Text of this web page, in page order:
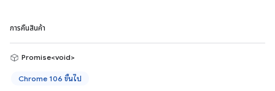
การคืนสินค้า
Promise<void>
Chrome 106 ขึ้นไป